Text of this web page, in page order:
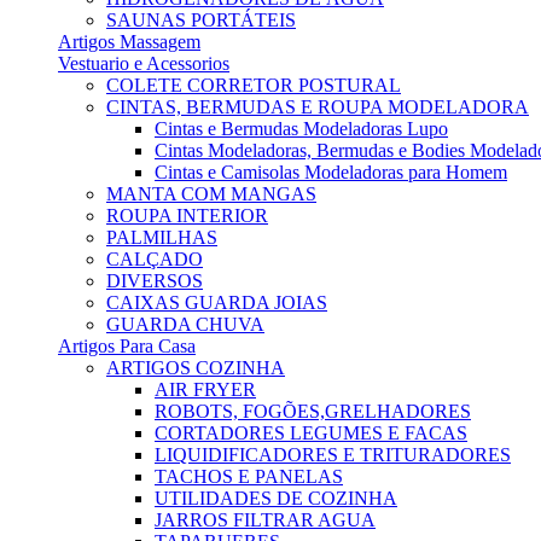
SAUNAS PORTÁTEIS
Artigos Massagem
Vestuario e Acessorios
COLETE CORRETOR POSTURAL
CINTAS, BERMUDAS E ROUPA MODELADORA
Cintas e Bermudas Modeladoras Lupo
Cintas Modeladoras, Bermudas e Bodies
Cintas e Camisolas Modeladoras para Homem
MANTA COM MANGAS
ROUPA INTERIOR
PALMILHAS
CALÇADO
DIVERSOS
CAIXAS GUARDA JOIAS
GUARDA CHUVA
Artigos Para Casa
ARTIGOS COZINHA
AIR FRYER
ROBOTS, FOGÕES,GRELHADORES
CORTADORES LEGUMES E FACAS
LIQUIDIFICADORES E TRITURADORES
TACHOS E PANELAS
UTILIDADES DE COZINHA
JARROS FILTRAR AGUA